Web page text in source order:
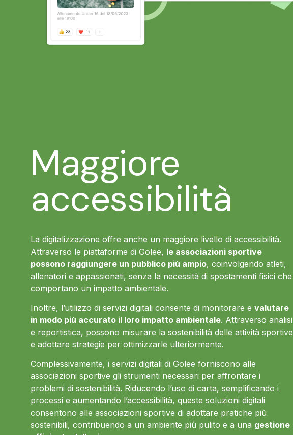
Maggiore
accessibilità
La digitalizzazione offre anche un maggiore livello di accessibilità.
Attraverso le piattaforme di Golee, le associazioni sportive
possono raggiungere un pubblico più ampio, coinvolgendo atleti,
allenatori e appassionati, senza la necessità di spostamenti fisici che
comportano un impatto ambientale.
Inoltre, l’utilizzo di servizi digitali consente di monitorare e valutare
in modo più accurato il loro impatto ambientale. Attraverso analisi
e reportistica, possono misurare la sostenibilità delle attività sportive
e adottare strategie per ottimizzarle ulteriormente.
Complessivamente, i servizi digitali di Golee forniscono alle
associazioni sportive gli strumenti necessari per affrontare i
problemi di sostenibilità. Riducendo l’uso di carta, semplificando i
processi e aumentando l’accessibilità, queste soluzioni digitali
consentono alle associazioni sportive di adottare pratiche più
sostenibili, contribuendo a un ambiente più pulito e a una gestione